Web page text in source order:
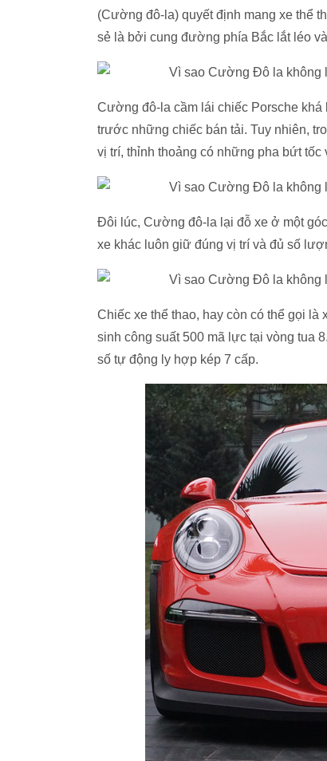
(Cường đô-la) quyết định mang xe thể
sẻ là bởi cung đường phía Bắc lắt léo
Cường đô-la cầm lái chiếc Porsche
trước những chiếc bán tải. Tuy nhiên,
vị trí, thỉnh thoảng có những pha bứt
Đôi lúc, Cường đô-la lại đỗ xe ở một
xe khác luôn giữ đúng vị trí và đủ số
Chiếc xe thể thao, hay còn có thể gọi
sinh công suất 500 mã lực tại vòng tua
số tự động ly hợp kép 7 cấp.